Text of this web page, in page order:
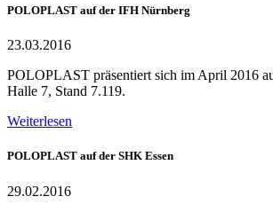
POLOPLAST auf der IFH Nürnberg
23.03.2016
POLOPLAST präsentiert sich im April 2016
Halle 7, Stand 7.119.
Weiterlesen
POLOPLAST auf der SHK Essen
29.02.2016